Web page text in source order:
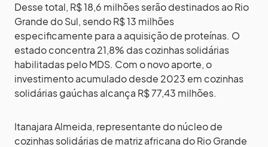
Desse total, R$ 18,6 milhões serão destinados ao Rio
Grande do Sul, sendo R$ 13 milhões
especificamente para a aquisição de proteínas. O
estado concentra 21,8% das cozinhas solidárias
habilitadas pelo MDS. Com o novo aporte, o
investimento acumulado desde 2023 em cozinhas
solidárias gaúchas alcança R$ 77,43 milhões.
Itanajara Almeida, representante do núcleo de
cozinhas solidárias de matriz africana do Rio Grande